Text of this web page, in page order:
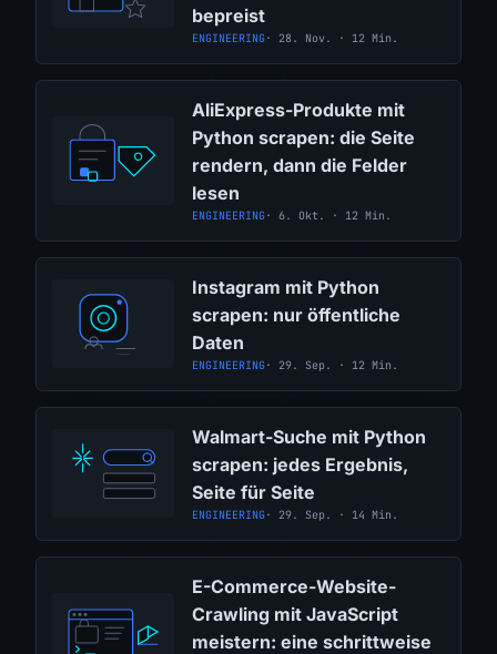
bepreist
ENGINEERING· 28. Nov. · 12 Min.
AliExpress-Produkte mit
Python scrapen: die Seite
rendern, dann die Felder
lesen
ENGINEERING· 6. Okt. · 12 Min.
Instagram mit Python
scrapen: nur öffentliche
Daten
ENGINEERING· 29. Sep. · 12 Min.
Walmart-Suche mit Python
scrapen: jedes Ergebnis,
Seite für Seite
ENGINEERING· 29. Sep. · 14 Min.
E-Commerce-Website-
Crawling mit JavaScript
meistern: eine schrittweise